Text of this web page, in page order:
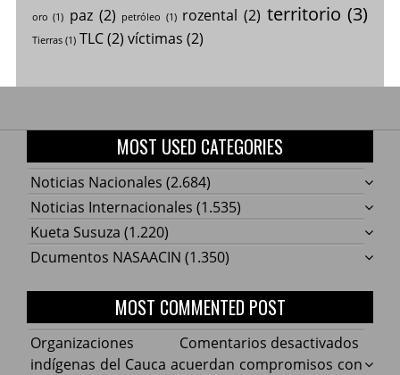
oro (1) paz (2) petróleo (1) rozental (2) territorio (3)
Tierras(1) TLC(2) víctimas (2)
MOST USED CATEGORIES
Noticias Nacionales (2.684)
Noticias Internacionales (1.535)
Kueta Susuza (1.220)
Dcumentos NASAACIN (1.350)
MOST COMMENTED POST
Comentarios desactivados
Organizaciones
indígenas del Cauca acuerdan compromisos con